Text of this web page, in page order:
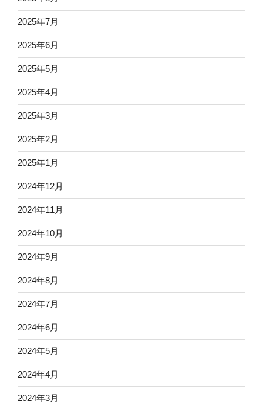
2025年7月
2025年6月
2025年5月
2025年4月
2025年3月
2025年2月
2025年1月
2024年12月
2024年11月
2024年10月
2024年9月
2024年8月
2024年7月
2024年6月
2024年5月
2024年4月
2024年3月